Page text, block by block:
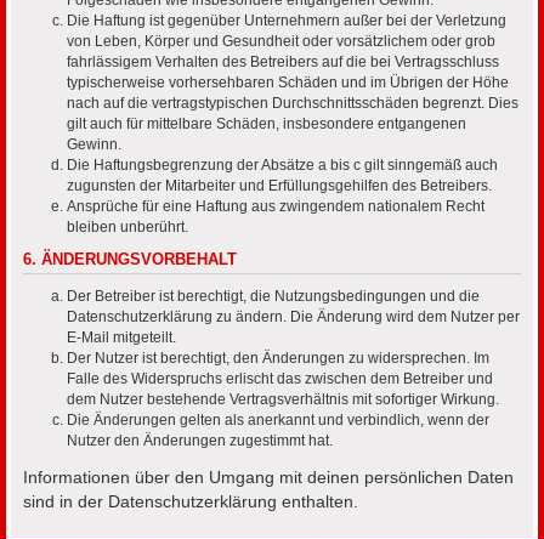
Die Haftung ist gegenüber Unternehmern außer bei der Verletzung
von Leben, Körper und Gesundheit oder vorsätzlichem oder grob
fahrlässigem Verhalten des Betreibers auf die bei Vertragsschluss
typischerweise vorhersehbaren Schäden und im Übrigen der Höhe
nach auf die vertragstypischen Durchschnittsschäden begrenzt. Dies
gilt auch für mittelbare Schäden, insbesondere entgangenen
Gewinn.
Die Haftungsbegrenzung der Absätze a bis c gilt sinngemäß auch
zugunsten der Mitarbeiter und Erfüllungsgehilfen des Betreibers.
Ansprüche für eine Haftung aus zwingendem nationalem Recht
bleiben unberührt.
6. ÄNDERUNGSVORBEHALT
Der Betreiber ist berechtigt, die Nutzungsbedingungen und die
Datenschutzerklärung zu ändern. Die Änderung wird dem Nutzer per
E-Mail mitgeteilt.
Der Nutzer ist berechtigt, den Änderungen zu widersprechen. Im
Falle des Widerspruchs erlischt das zwischen dem Betreiber und
dem Nutzer bestehende Vertragsverhältnis mit sofortiger Wirkung.
Die Änderungen gelten als anerkannt und verbindlich, wenn der
Nutzer den Änderungen zugestimmt hat.
Informationen über den Umgang mit deinen persönlichen Daten
sind in der Datenschutzerklärung enthalten.